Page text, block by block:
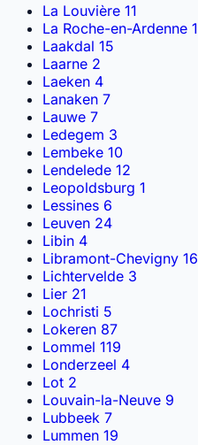
La Louvière 11
La Roche-en-Ardenne 1
Laakdal 15
Laarne 2
Laeken 4
Lanaken 7
Lauwe 7
Ledegem 3
Lembeke 10
Lendelede 12
Leopoldsburg 1
Lessines 6
Leuven 24
Libin 4
Libramont-Chevigny 16
Lichtervelde 3
Lier 21
Lochristi 5
Lokeren 87
Lommel 119
Londerzeel 4
Lot 2
Louvain-la-Neuve 9
Lubbeek 7
Lummen 19